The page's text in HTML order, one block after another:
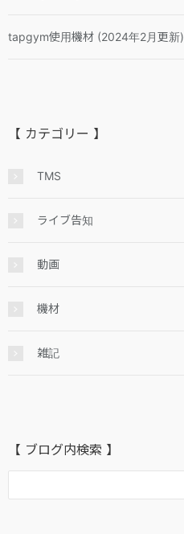
tapgym使用機材 (2024年2月更新)
【 カテゴリー 】
TMS
ライブ告知
動画
機材
雑記
【 ブログ内検索 】